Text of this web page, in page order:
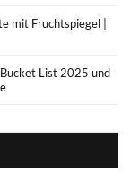
mit Fruchtspiegel |
List 2025 und